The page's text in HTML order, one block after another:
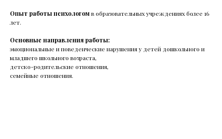
Опыт работы психологомв образовательных учреждениях более 16
лет.
Основные направления работы:
эмоциональные и поведенческие нарушения у детей дошкольного и
младшего школьного возраста,
детско-родительские отношения,
семейные отношения.